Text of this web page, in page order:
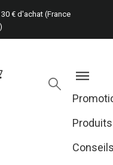
30 € d'achat (France
Produits